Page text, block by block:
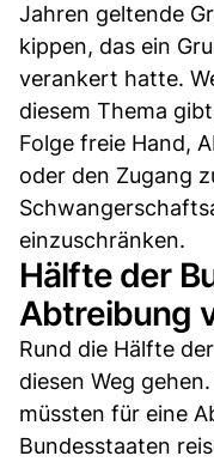
Jahren geltende
kippen, das ein
verankert hatte.
diesem Thema
Folge freie Hand,
oder den Zugang
einzuschränken.
Hälfte der
Abtreibung
Rund die Hälfte
diesen Weg
müssten für eine
Bundesstaaten